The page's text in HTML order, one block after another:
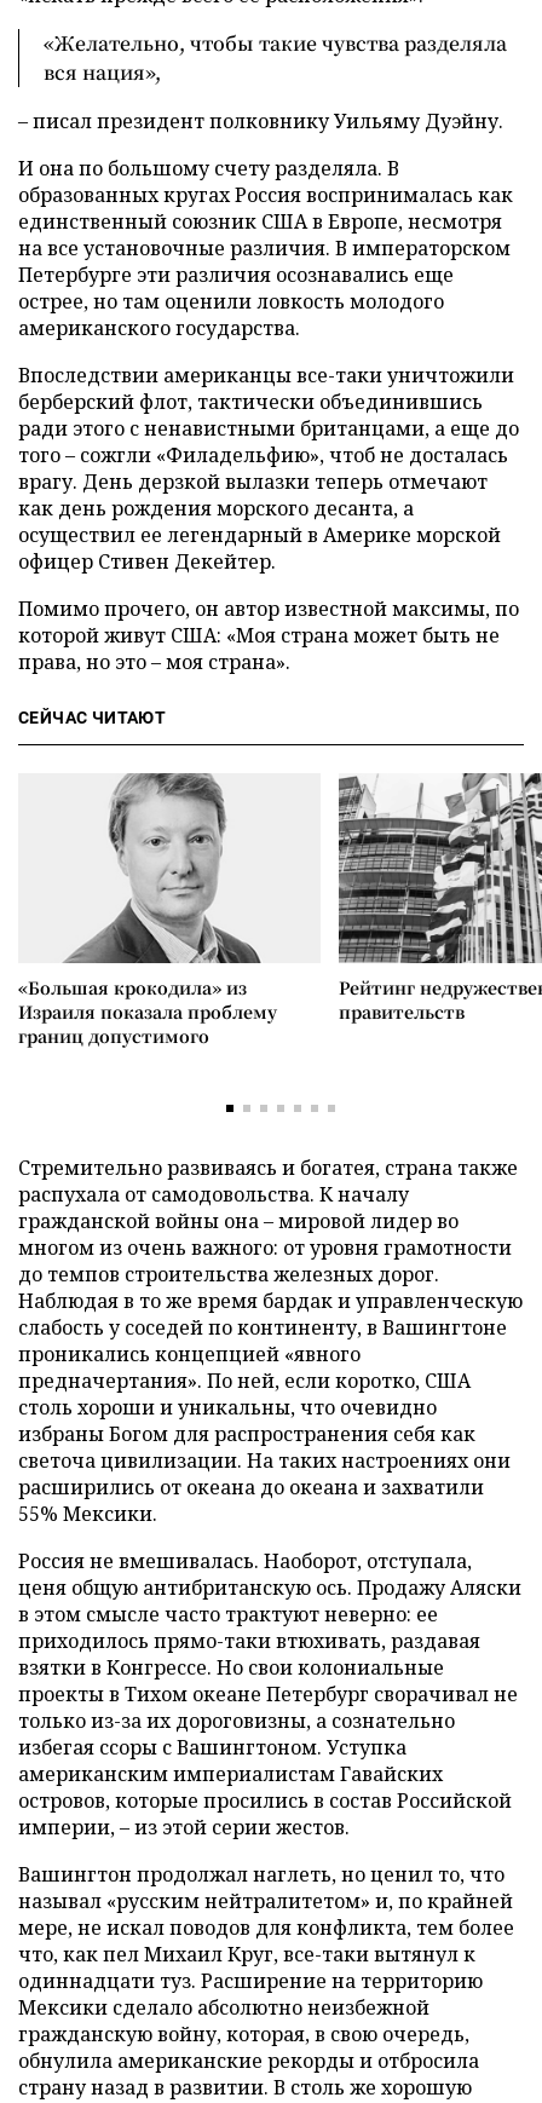
«Желательно, чтобы такие чувства разделяла
вся нация»,
– писал президент полковнику Уильяму Дуэйну.
И она по большому счету разделяла. В
образованных кругах Россия воспринималась как
единственный союзник США в Европе, несмотря
на все установочные различия. В императорском
Петербурге эти различия осознавались еще
острее, но там оценили ловкость молодого
американского государства.
Впоследствии американцы все-таки уничтожили
берберский флот, тактически объединившись
ради этого с ненавистными британцами, а еще до
того – сожгли «Филадельфию», чтоб не досталась
врагу. День дерзкой вылазки теперь отмечают
как день рождения морского десанта, а
осуществил ее легендарный в Америке морской
офицер Стивен Декейтер.
Помимо прочего, он автор известной максимы, по
которой живут США: «Моя страна может быть не
права, но это – моя страна».
СЕЙЧАС ЧИТАЮТ
«Большая крокодила» из
Израиля показала проблему
границ допустимого
Рейтинг
правительств
Стремительно развиваясь и богатея, страна также
распухала от самодовольства. К началу
гражданской войны она – мировой лидер во
многом из очень важного: от уровня грамотности
до темпов строительства железных дорог.
Наблюдая в то же время бардак и управленческую
слабость у соседей по континенту, в Вашингтоне
проникались концепцией «явного
предначертания». По ней, если коротко, США
столь хороши и уникальны, что очевидно
избраны Богом для распространения себя как
светоча цивилизации. На таких настроениях они
расширились от океана до океана и захватили
55% Мексики.
Россия не вмешивалась. Наоборот, отступала,
ценя общую антибританскую ось. Продажу Аляски
в этом смысле часто трактуют неверно: ее
приходилось прямо-таки втюхивать, раздавая
взятки в Конгрессе. Но свои колониальные
проекты в Тихом океане Петербург сворачивал не
только из-за их дороговизны, а сознательно
избегая ссоры с Вашингтоном. Уступка
американским империалистам Гавайских
островов, которые просились в состав Российской
империи, – из этой серии жестов.
Вашингтон продолжал наглеть, но ценил то, что
называл «русским нейтралитетом» и, по крайней
мере, не искал поводов для конфликта, тем более
что, как пел Михаил Круг, все-таки вытянул к
одиннадцати туз. Расширение на территорию
Мексики сделало абсолютно неизбежной
гражданскую войну, которая, в свою очередь,
обнулила американские рекорды и отбросила
страну назад в развитии. В столь же хорошую